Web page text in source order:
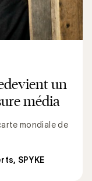
un
média
mondiale de
SPYKE